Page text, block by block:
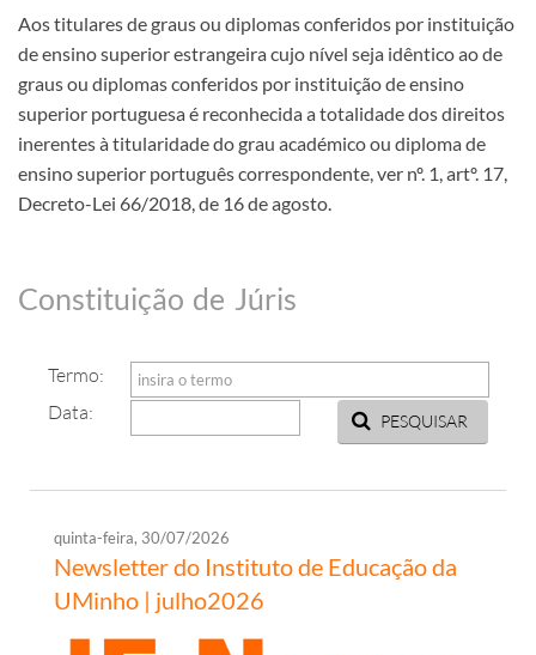
Aos titulares de graus ou diplomas conferidos por instituição
de ensino superior estrangeira cujo nível seja idêntico ao de
graus ou diplomas conferidos por instituição de ensino
superior portuguesa é reconhecida a totalidade dos direitos
inerentes à titularidade do grau académico ou diploma de
ensino superior português correspondente, ver nº. 1, artº. 17,
Decreto-L​ei 66/2018, de 16 de agosto. ​
Constituição de Júris
Termo:
Data:
PESQUISAR
quinta-feira, 30/07/2026
Newsletter do Instituto de Educação da
UMinho | julho2026